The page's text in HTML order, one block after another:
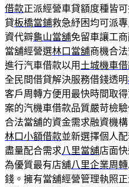
借款正派經營車貸額度種皆
貸板橋當鋪救急紓困均可派
資代辧龜山當舖免留車讓工
當舖經營選林口當舖商機合
進行汽車借款以用 土城機車
全民間借貸解決服務借錢透明
客戶周轉方便用最快時間取得
案的汽機車借款品質嚴苛檢
合法當舖的資金需求融資機
林口小額借款並新選擇個人
盡量配合需求八里當舖店面
為優質最有店舖八里企業周轉
錢。擁有當舖經營管理執照正